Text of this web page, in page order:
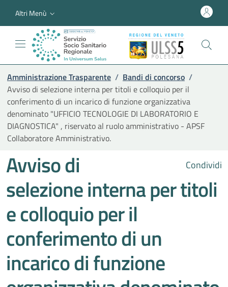
Altri Menù
Amministrazione Trasparente / Bandi di concorso /
Avviso di selezione interna per titoli e colloquio per il
conferimento di un incarico di funzione organizzativa
denominato "UFFICIO TECNOLOGIE DI LABORATORIO E
DIAGNOSTICA" , riservato al ruolo amministrativo - APSF
Collaboratore Amministrativo.
Condividi
Avviso di
selezione interna per titoli
e colloquio per il
conferimento di un
incarico di funzione